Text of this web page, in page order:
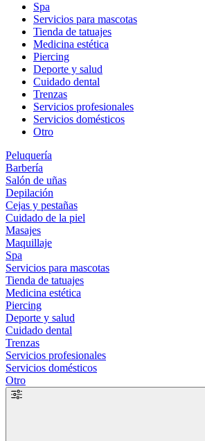
Spa
Servicios para mascotas
Tienda de tatuajes
Medicina estética
Piercing
Deporte y salud
Cuidado dental
Trenzas
Servicios profesionales
Servicios domésticos
Otro
Peluquería
Barbería
Salón de uñas
Depilación
Cejas y pestañas
Cuidado de la piel
Masajes
Maquillaje
Spa
Servicios para mascotas
Tienda de tatuajes
Medicina estética
Piercing
Deporte y salud
Cuidado dental
Trenzas
Servicios profesionales
Servicios domésticos
Otro